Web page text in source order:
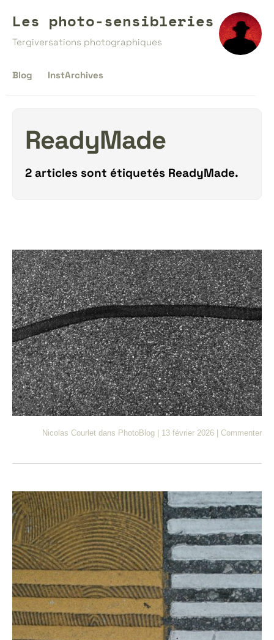
Les photo-sensibleries
Tergiversations photographiques
Blog InstArchives
ReadyMade
2 articles sont étiquetés ReadyMade.
Nicolas Courlet dans PhotoBlog 13 février 2026 Commenter